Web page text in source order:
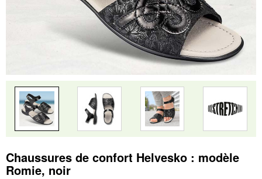
Chaussures de confort Helvesko : modèle
Romie, noir